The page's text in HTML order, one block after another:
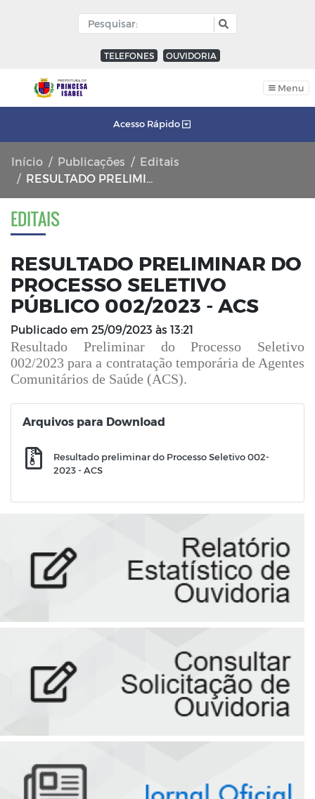
TELEFONES OUVIDORIA
Menu
Acesso Rápido
Início Publicações
Editais
RESULTADO PRELIMINAR DO PROCESSO SELETIVO PÚBLICO 002/2023 - ACS
EDITAIS
RESULTADO PRELIMINAR DO
PROCESSO SELETIVO
PÚBLICO 002/2023 - ACS
Publicado em 25/09/2023 às 13:21
Resultado Preliminar do Processo Seletivo
002/2023 para a contratação temporária de Agentes
Comunitários de Saúde (ACS).
Arquivos para Download
Resultado preliminar do Processo Seletivo 002-
2023 - ACS